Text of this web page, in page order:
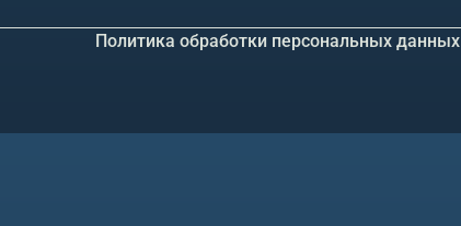
Политика обработки персональных данных